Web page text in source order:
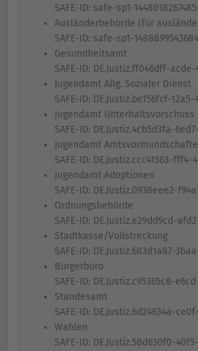
SAFE-ID: safe-sp1-
Ausländerbehörde (für
SAFE-ID: safe-sp1-
Gesundheitsamt
SAFE-ID: DE.Justiz.ff046dff-
Jugendamt Allg. Sozialer Dienst
SAFE-ID: DE.Justiz.be156fcf-
Jugendamt Unterhaltsvorschuss
SAFE-ID: DE.Justiz.4cb5d3fa-
Jugendamt
SAFE-ID: DE.Justiz.ccc41563-
Jugendamt Adoptionen
SAFE-ID: DE.Justiz.0938eee2-
Ordnungsbehörde
SAFE-ID: DE.Justiz.e29dd9cd-
Stadtkasse/Vollstreckung
SAFE-ID: DE.Justiz.683d1a87-
Bürgerbüro
SAFE-ID: DE.Justiz.c95365c8-
Standesamt
SAFE-ID: DE.Justiz.6d24634a-
Wahlen
SAFE-ID: DE.Justiz.58d630f0-